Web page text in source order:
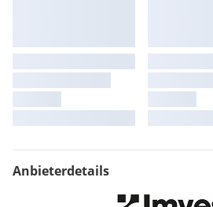
Anbieterdetails